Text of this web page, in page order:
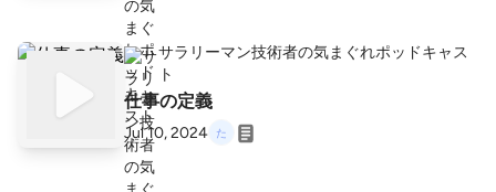
サラリーマン技術者の気まぐれポッドキャス
ト
仕事の定義
Jul 10, 2024